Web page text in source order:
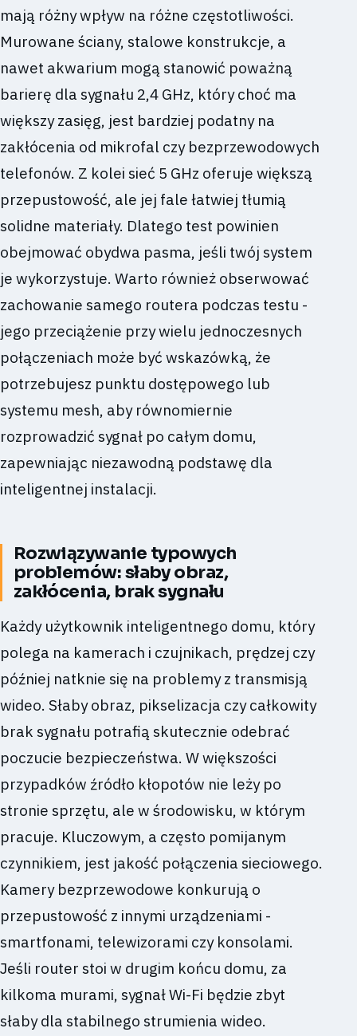
mają różny wpływ na różne częstotliwości.
Murowane ściany, stalowe konstrukcje, a
nawet akwarium mogą stanowić poważną
barierę dla sygnału 2,4 GHz, który choć ma
większy zasięg, jest bardziej podatny na
zakłócenia od mikrofal czy bezprzewodowych
telefonów. Z kolei sieć 5 GHz oferuje większą
przepustowość, ale jej fale łatwiej tłumią
solidne materiały. Dlatego test powinien
obejmować obydwa pasma, jeśli twój system
je wykorzystuje. Warto również obserwować
zachowanie samego routera podczas testu -
jego przeciążenie przy wielu jednoczesnych
połączeniach może być wskazówką, że
potrzebujesz punktu dostępowego lub
systemu mesh, aby równomiernie
rozprowadzić sygnał po całym domu,
zapewniając niezawodną podstawę dla
inteligentnej instalacji.
Rozwiązywanie typowych
problemów: słaby obraz,
zakłócenia, brak sygnału
Każdy użytkownik inteligentnego domu, który
polega na kamerach i czujnikach, prędzej czy
później natknie się na problemy z transmisją
wideo. Słaby obraz, pikselizacja czy całkowity
brak sygnału potrafią skutecznie odebrać
poczucie bezpieczeństwa. W większości
przypadków źródło kłopotów nie leży po
stronie sprzętu, ale w środowisku, w którym
pracuje. Kluczowym, a często pomijanym
czynnikiem, jest jakość połączenia sieciowego.
Kamery bezprzewodowe konkurują o
przepustowość z innymi urządzeniami -
smartfonami, telewizorami czy konsolami.
Jeśli router stoi w drugim końcu domu, za
kilkoma murami, sygnał Wi-Fi będzie zbyt
słaby dla stabilnego strumienia wideo.